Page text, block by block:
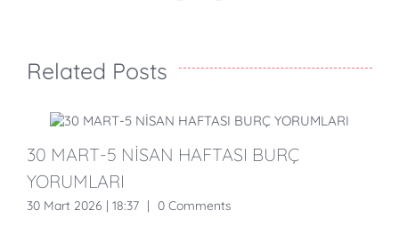
Related Posts
30 MART-5 NİSAN HAFTASI BURÇ
YORUMLARI
30 Mart 2026 | 18:37 | 0 Comments